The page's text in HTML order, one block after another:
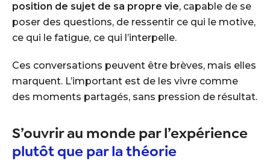
position de sujet de sa propre vie, capable de se
poser des questions, de ressentir ce qui le motive,
ce qui le fatigue, ce qui l’interpelle.
Ces conversations peuvent être brèves, mais elles
marquent. L’important est de les vivre comme
des moments partagés, sans pression de résultat.
S’ouvrir au monde par l’expérience
plutôt que par la théorie